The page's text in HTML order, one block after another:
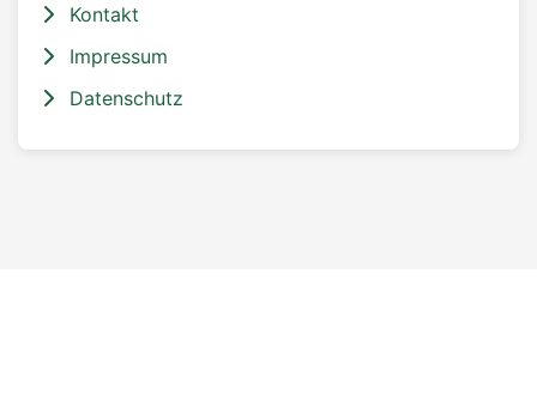
Kontakt
Impressum
Datenschutz